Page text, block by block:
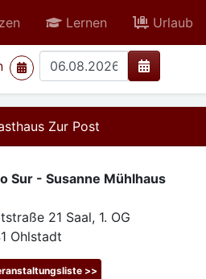
Lernen Urlaub
>
Zur Post
Sur - Susanne Mühlhaus
21 Saal, 1. OG
Ohlstadt
>>